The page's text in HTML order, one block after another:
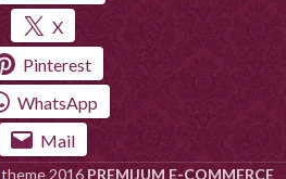
X
Pinterest
WhatsApp
Mail
theme2016 PREMIJUM E-COMMERCE